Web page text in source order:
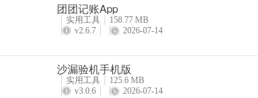
团团记账App
实用工具
158.77 MB
v2.6.7
2026-07-14
沙漏验机手机版
实用工具
125.6 MB
v3.0.6
2026-07-14